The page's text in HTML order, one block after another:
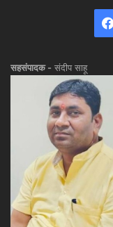
सहसंपादक - संदीप साहू